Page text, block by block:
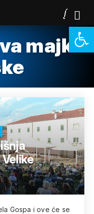
majke
Gospa i ove će se